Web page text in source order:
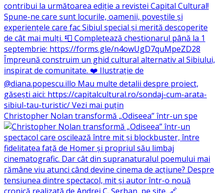
Christopher Nolan transformă „Odiseea” într-un spe